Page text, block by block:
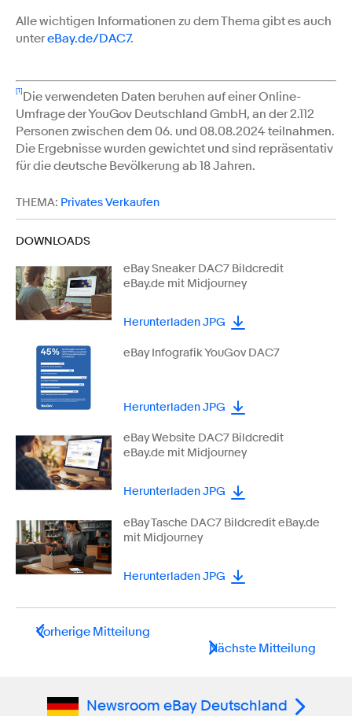
Alle wichtigen Informationen zu dem Thema gibt es auch
untereBay.de/DAC7.
[1]Die verwendeten Daten beruhen auf einer Online-
Umfrage der YouGov Deutschland GmbH, an der 2.112
Personen zwischen dem 06. und 08.08.2024 teilnahmen.
Die Ergebnisse wurden gewichtet und sind repräsentativ
für die deutsche Bevölkerung ab 18 Jahren.
THEMA: Privates Verkaufen
DOWNLOADS
eBay Sneaker DAC7 Bildcredit
eBay.de mit Midjourney
Herunterladen JPG
eBay Infografik YouGov DAC7
Herunterladen JPG
eBay Website DAC7 Bildcredit
eBay.de mit Midjourney
Herunterladen JPG
eBay Tasche DAC7 Bildcredit eBay.de
mit Midjourney
Herunterladen JPG
Vorherige Mitteilung
Nächste Mitteilung
Newsroom eBay Deutschland